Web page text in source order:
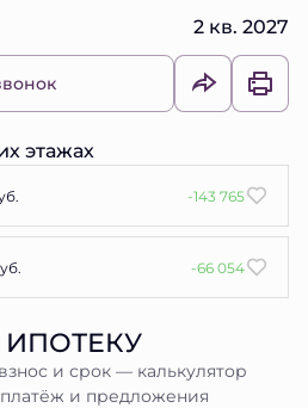
2 кв. 2027
этажах
-143 765
-66 054
ИПОТЕКУ
и срок — калькулятор
и предложения